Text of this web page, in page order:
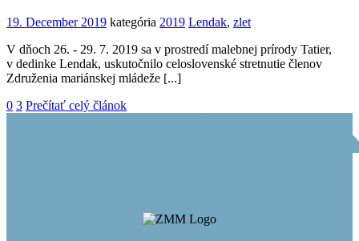
19. December 2019 kategória 2019 Lendak, zlet
V dňoch 26. - 29. 7. 2019 sa v prostredí malebnej prírody Tatier,
v dedinke Lendak, uskutočnilo celoslovenské stretnutie členov
Združenia mariánskej mládeže [...]
0 3 Prečítať celý článok